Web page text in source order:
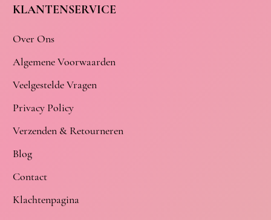
KLANTENSERVICE
Over Ons
Algemene Voorwaarden
Veelgestelde Vragen
Privacy Policy
Verzenden & Retourneren
Blog
Contact
Klachtenpagina